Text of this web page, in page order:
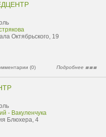
Октябрьского, 19
(0) Подробнее
- Вакуленчука
Блюхера, 4